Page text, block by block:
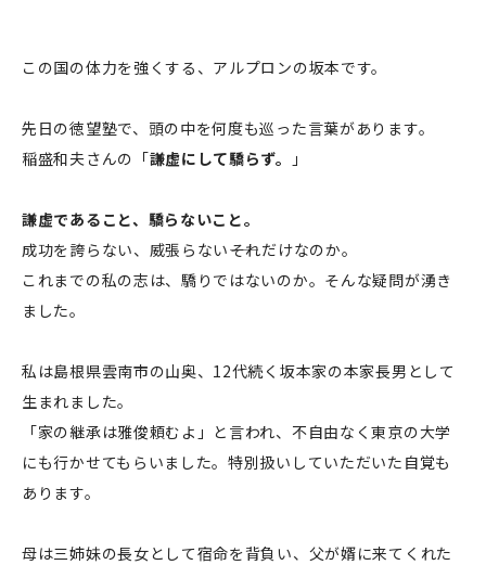
この国の体力を強くする、アルプロンの坂本です。
先日の徳望塾で、頭の中を何度も巡った言葉があります。
稲盛和夫さんの「謙虚にして驕らず。 」
謙虚であること、驕らないこと。
成功を誇らない、威張らない――それだけなのか。
これまでの私の志は、驕りではないのか。そんな疑問が湧き
ました。
私は島根県雲南市の山奥、12代続く坂本家の本家長男として
生まれました。
「家の継承は雅俊頼むよ」と言われ、不自由なく東京の大学
にも行かせてもらいました。特別扱いしていただいた自覚も
あります。
母は三姉妹の長女として宿命を背負い、父が婿に来てくれた